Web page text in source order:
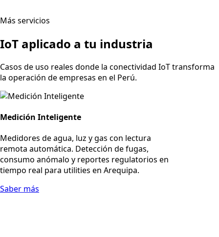
Más servicios
IoT aplicado a tu industria
Casos de uso reales donde la conectividad IoT transforma
la operación de empresas en el Perú.
Medición Inteligente
Medidores de agua, luz y gas con lectura
remota automática. Detección de fugas,
consumo anómalo y reportes regulatorios en
tiempo real para utilities en Arequipa.
Saber más